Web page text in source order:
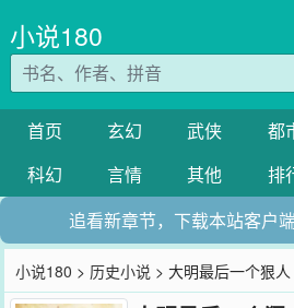
小说180
首页 玄幻 武侠 都
科幻
言情 其他 排
追看新章节，下载本站客户
小说180 > 历史小说 > 大明最后一个狠人